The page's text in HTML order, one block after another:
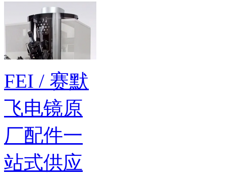
FEI / 赛默
飞电镜原
厂配件一
站式供应